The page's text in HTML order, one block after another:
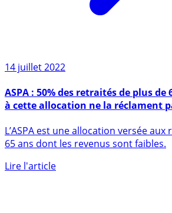
14 juillet 2022
à cette allocation ne la réclament
65 ans dont les revenus sont faibles.